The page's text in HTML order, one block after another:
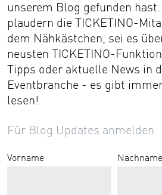
unserem Blog gefunden
plaudern die TICKETINO-
dem Nähkästchen, sei es
neusten TICKETINO-
Tipps oder aktuelle News in
Eventbranche - es gibt
lesen!
Für Blog Updates anmelden
Vorname Nachname